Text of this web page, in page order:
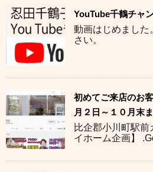
YouTube千鶴チャ
動画はじめました
さい。
初めてご来店のお
月２日～１０月末ま
比企郡小川町駅
イホーム企画】